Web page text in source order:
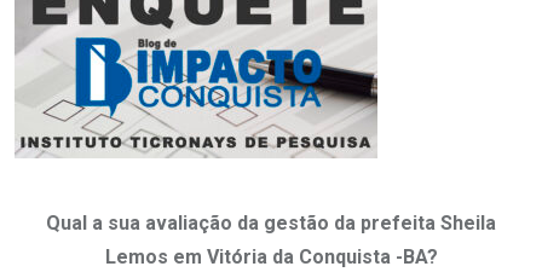
Qual a sua avaliação da gestão da prefeita Sheila
Lemos em Vitória da Conquista -BA?